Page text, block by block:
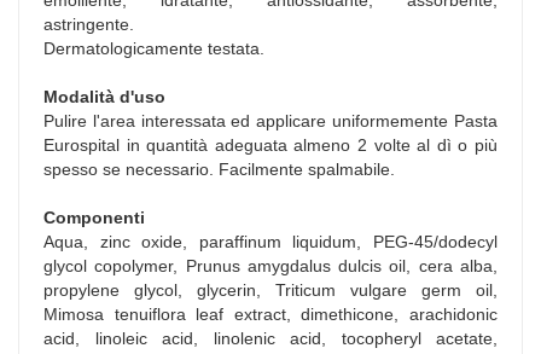
astringente.
Dermatologicamente testata.
Modalità d'uso
Pulire l'area interessata ed applicare uniformemente Pasta
Eurospital in quantità adeguata almeno 2 volte al dì o più
spesso se necessario. Facilmente spalmabile.
Componenti
Aqua, zinc oxide, paraffinum liquidum, PEG-45/dodecyl
glycol copolymer, Prunus amygdalus dulcis oil, cera alba,
propylene glycol, glycerin, Triticum vulgare germ oil,
Mimosa tenuiflora leaf extract, dimethicone, arachidonic
acid, linoleic acid, linolenic acid, tocopheryl acetate,